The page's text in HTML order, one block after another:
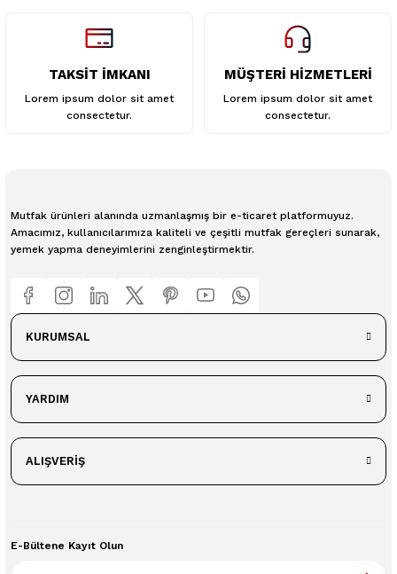
TAKSİT İMKANI
Lorem ipsum dolor sit amet
consectetur.
MÜŞTERİ HİZMETLERİ
Lorem ipsum dolor sit amet
consectetur.
Mutfak ürünleri alanında uzmanlaşmış bir e-ticaret platformuyuz.
Amacımız, kullanıcılarımıza kaliteli ve çeşitli mutfak gereçleri sunarak,
yemek yapma deneyimlerini zenginleştirmektir.
KURUMSAL
YARDIM
ALIŞVERİŞ
E-Bültene Kayıt Olun